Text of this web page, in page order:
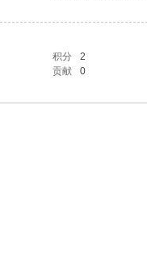
积分
2
贡献 0